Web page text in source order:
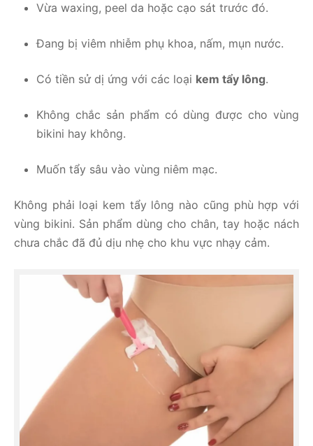
Vừa waxing, peel da hoặc cạo sát trước đó.
Đang bị viêm nhiễm phụ khoa, nấm, mụn nước.
Có tiền sử dị ứng với các loại kem tẩy lông.
Không chắc sản phẩm có dùng được cho vùng
bikini hay không.
Muốn tẩy sâu vào vùng niêm mạc.
Không phải loại kem tẩy lông nào cũng phù hợp với
vùng bikini. Sản phẩm dùng cho chân, tay hoặc nách
chưa chắc đã đủ dịu nhẹ cho khu vực nhạy cảm.